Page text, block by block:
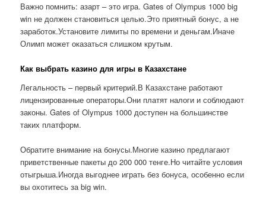
Важно помнить: азарт – это игра. Gates of Olympus 1000 big
win не должен становиться целью.Это приятный бонус, а не
заработок.Установите лимиты по времени и деньгам.Иначе
Олимп может оказаться слишком крутым.
Как выбрать казино для игры в Казахстане
Легальность – первый критерий.В Казахстане работают
лицензированные операторы.Они платят налоги и соблюдают
законы. Gates of Olympus 1000 доступен на большинстве
таких платформ.
Обратите внимание на бонусы.Многие казино предлагают
приветственные пакеты до 200 000 тенге.Но читайте условия
отыгрыша.Иногда выгоднее играть без бонуса, особенно если
вы охотитесь за big win.